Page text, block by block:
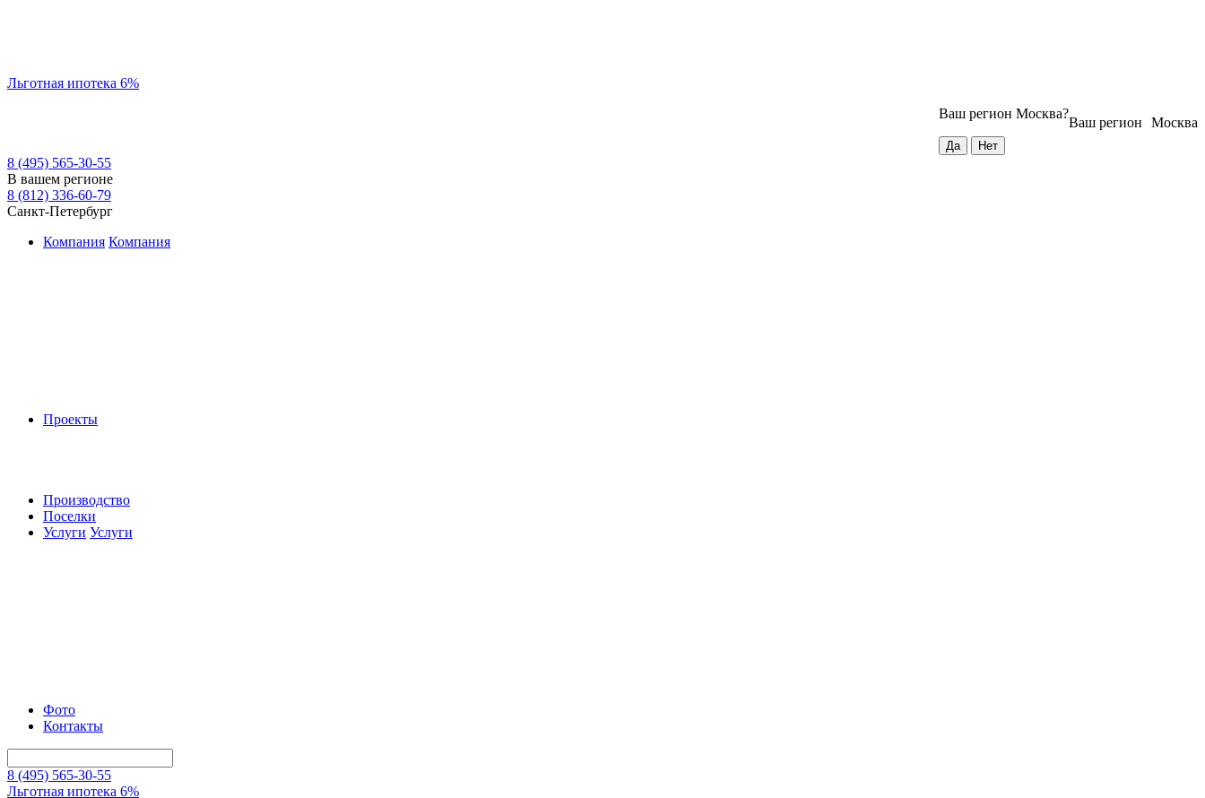
Льготная ипотека 6%
Москва
Ваш регион
Ваш регион Москва?
8 (495) 565-30-55
В вашем регионе
8 (812) 336-60-79
Санкт-Петербург
Компания Компания
Проекты
Производство
Поселки
Услуги Услуги
Фото
Контакты
8 (495) 565-30-55
Льготная ипотека 6%